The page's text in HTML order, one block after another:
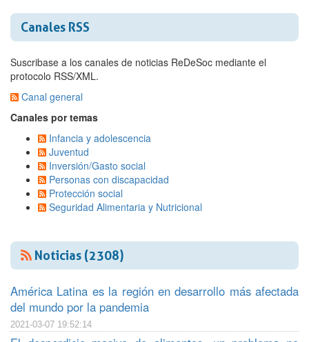
Canales RSS
Suscribase a los canales de noticias ReDeSoc mediante el
protocolo RSS/XML.
Canal general
Canales por temas
Infancia y adolescencia
Juventud
Inversión/Gasto social
Personas con discapacidad
Protección social
Seguridad Alimentaria y Nutricional
Noticias (2308)
América Latina es la región en desarrollo más afectada
del mundo por la pandemia
2021-03-07 19:52:14